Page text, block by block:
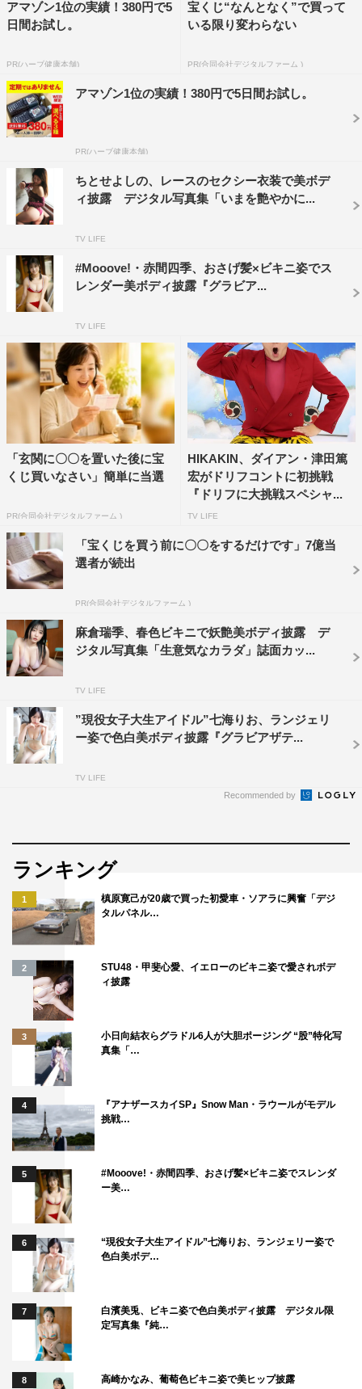
アマゾン1位の実績！380円で5
日間お試し。
PR(ハーブ健康本舗)
宝くじ“なんとなく”で買って
いる限り変わらない
PR(合同会社デジタルファーム )
アマゾン1位の実績！380円で5日間お試し。
PR(ハーブ健康本舗)
ちとせよしの、レースのセクシー衣装で美ボデ
ィ披露 デジタル写真集「いまを艶やかに...
TV LIFE
#Mooove!・赤間四季、おさげ髪×ビキニ姿でス
レンダー美ボディ披露『グラビア...
TV LIFE
「玄関に〇〇を置いた後に宝
くじ買いなさい」簡単に当選
PR(合同会社デジタルファーム )
HIKAKIN、ダイアン・津田篤
宏がドリフコントに初挑戦
『ドリフに大挑戦スペシャ...
TV LIFE
「宝くじを買う前に〇〇をするだけです」7億当
選者が続出
PR(合同会社デジタルファーム )
麻倉瑞季、春色ビキニで妖艶美ボディ披露 デ
ジタル写真集「生意気なカラダ」誌面カッ...
TV LIFE
”現役女子大生アイドル”七海りお、ランジェリ
ー姿で色白美ボディ披露『グラビアザテ...
TV LIFE
Recommended by
ランキング
1
槙原寛己が20歳で買った初愛車・ソアラに興奮「デジ
タルパネル…
2
STU48・甲斐心愛、イエローのビキニ姿で愛されボデ
ィ披露
3
小日向結衣らグラドル6人が大胆ポージング “股”特化写
真集「…
4
『アナザースカイSP』Snow Man・ラウールがモデル
挑戦…
5
#Mooove!・赤間四季、おさげ髪×ビキニ姿でスレンダ
ー美…
6
“現役女子大生アイドル”七海りお、ランジェリー姿で
色白美ボデ…
7
白濱美兎、ビキニ姿で色白美ボディ披露 デジタル限
定写真集『純…
8 高崎かなみ、葡萄色ビキニ姿で美ヒップ披露